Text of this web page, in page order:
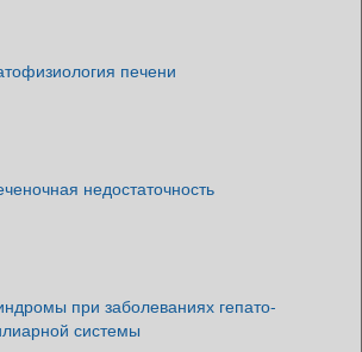
печени
недостаточность
при заболеваниях гепато-
системы